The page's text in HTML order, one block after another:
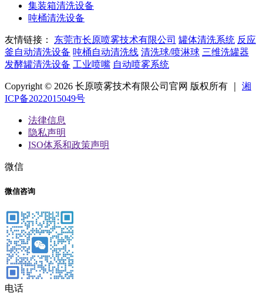
集装箱清洗设备
吨桶清洗设备
友情链接： 东莞市长原喷雾技术有限公司 罐体清洗系统 反应
釜自动清洗设备 吨桶自动清洗线 清洗球/喷淋球 三维洗罐器
发酵罐清洗设备 工业喷嘴 自动喷雾系统
Copyright © 2026 长原喷雾技术有限公司官网 版权所有 ｜ 湘
ICP备2022015049号
法律信息
隐私声明
ISO体系和政策声明
微信
微信咨询
电话